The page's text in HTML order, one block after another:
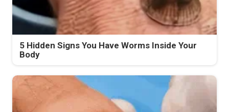
5 Hidden Signs You Have Worms Inside Your
Body